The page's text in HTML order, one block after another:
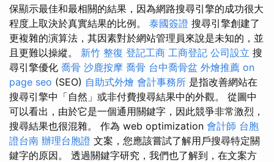
保顯示最佳和最相關的結果，因為網路搜尋引擎的成功很大
程度上取決於真實結果的比例。 泰國簽證 搜尋引擎創建了
更複雜的演算法，其因素對於網站管理員來說是未知的，並
且更難以操縱。 新竹 整復 登記工商 工商登記 公司設立 搜
尋引擎優化 喬骨 沙鹿按摩 喬骨 台中喬骨盆 外燴推薦 on
page seo (SEO) 自助式外燴 會計事務所 是指改善網站在
搜尋引擎中「自然」或非付費搜尋結果中的外觀。 從圖中
可以看出，由於它是一個通用關鍵字，因此競爭非常激烈，
搜尋結果也很混雜。 作為 web optimization 會計師 台胞
證台南 辦理台胞證 文案，您應該嘗試了解用戶搜尋特定關
鍵字的原因。 透過關鍵字研究，我們也了解到，在文案方